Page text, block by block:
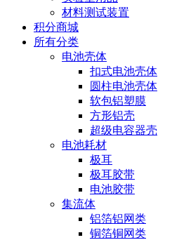
材料测试装置
积分商城
所有分类
电池壳体
扣式电池壳体
圆柱电池壳体
软包铝塑膜
方形铝壳
超级电容器壳
电池耗材
极耳
极耳胶带
电池胶带
集流体
铝箔铝网类
铜箔铜网类